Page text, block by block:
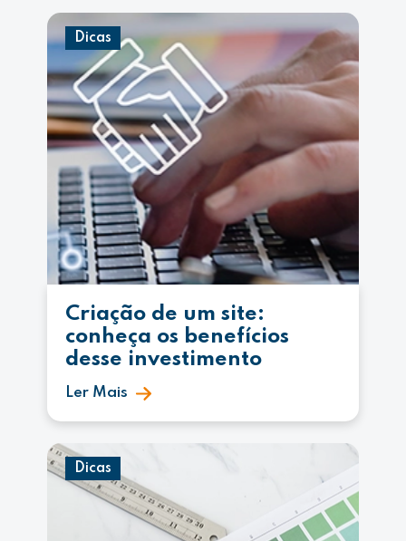
Dicas
Criação de um site:
conheça os benefícios
desse investimento
Ler Mais
Dicas